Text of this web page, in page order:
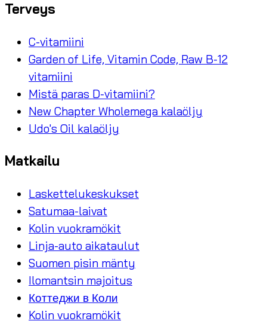
Terveys
C-vitamiini
Garden of Life, Vitamin Code, Raw B-12
vitamiini
Mistä paras D-vitamiini?
New Chapter Wholemega kalaöljy
Udo's Oil kalaöljy
Matkailu
Laskettelukeskukset
Satumaa-laivat
Kolin vuokramökit
Linja-auto aikataulut
Suomen pisin mänty
Ilomantsin majoitus
Коттеджи в Коли
Kolin vuokramökit